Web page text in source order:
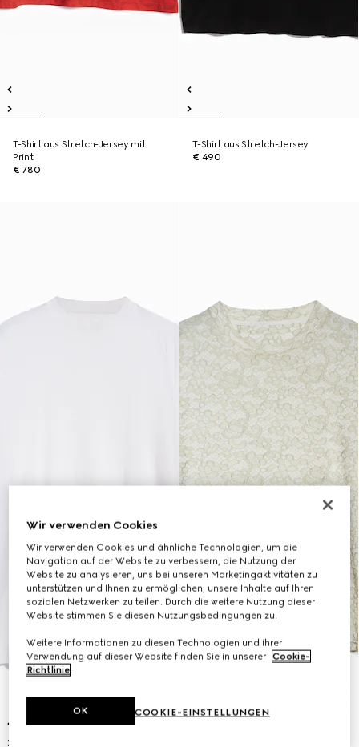
T-Shirt aus Stretch-Jersey mit
Print
€ 780
T-Shirt aus Stretch-Jersey
€ 490
Wir verwenden Cookies
Wir verwenden Cookies und ähnliche Technologien, um die
Navigation auf der Website zu verbessern, die Nutzung der
Website zu analysieren, uns bei unseren Marketingaktivitäten zu
unterstützen und Ihnen zu ermöglichen, unsere Inhalte auf Ihren
sozialen Netzwerken zu teilen. Durch die weitere Nutzung dieser
Website stimmen Sie diesen Nutzungsbedingungen zu.
Weitere Informationen zu diesen Technologien und ihrer
Verwendung auf dieser Website finden Sie in unserer Cookie-
Richtlinie.
COOKIE-EINSTELLUNGEN
OK